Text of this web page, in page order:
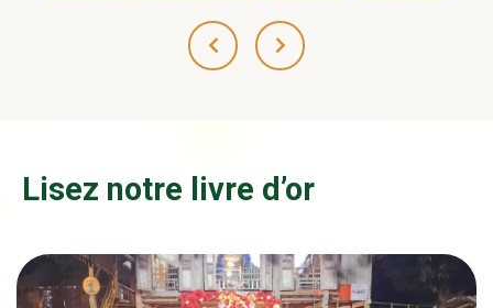
Lisez notre livre d’or